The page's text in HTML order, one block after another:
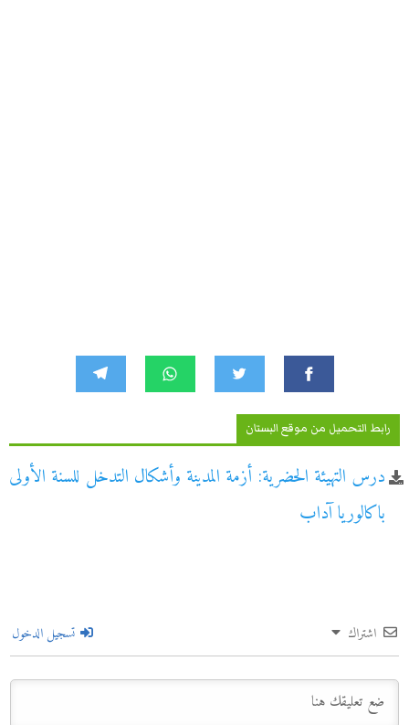
رابط التحميل من موقع البستان
درس التهيئة الحضرية: أزمة المدينة وأشكال التدخل للسنة الأولى
باكالوريا آداب
اشتراك تسجيل الدخول